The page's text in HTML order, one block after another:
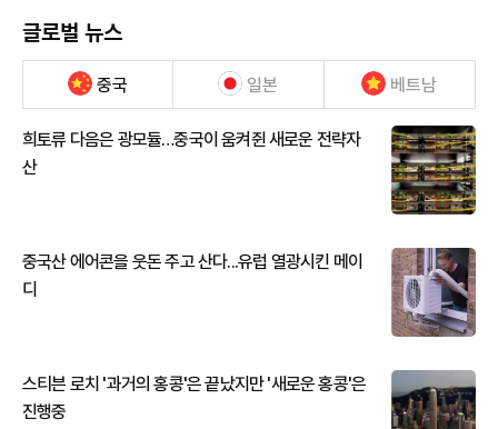
글로벌 뉴스
중국 일본 베트남
희토류 다음은 광모듈…중국이 움켜쥔 새로운 전략자
산
중국산 에어콘을 웃돈 주고 산다...유럽 열광시킨 메이
디
스티븐 로치 '과거의 홍콩'은 끝났지만 '새로운 홍콩'은
진행중